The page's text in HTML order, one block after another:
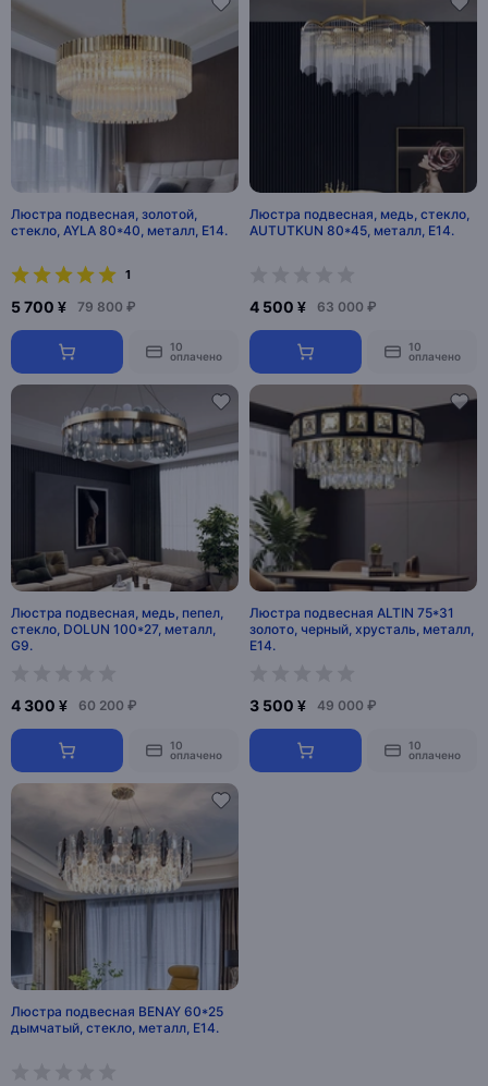
Люстра подвесная, золотой,
стекло, AYLA 80*40, металл, E14.
1
5 700 ¥ 79 800 ₽
10
оплачено
Люстра подвесная, медь, стекло,
AUTUTKUN 80*45, металл, Е14.
4 500 ¥ 63 000 ₽
10
оплачено
Люстра подвесная, медь, пепел,
стекло, DOLUN 100*27, металл,
G9.
4 300 ¥ 60 200 ₽
10
оплачено
Люстра подвесная ALTIN 75*31
золото, черный, хрусталь, металл,
E14.
3 500 ¥ 49 000 ₽
10
оплачено
Люстра подвесная BENAY 60*25
дымчатый, стекло, металл, Е14.